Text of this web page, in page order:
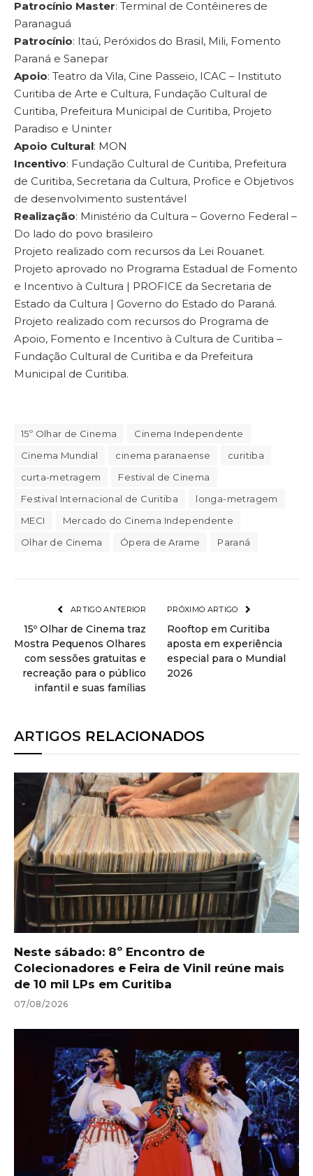
Patrocínio Master: Terminal de Contêineres de
Paranaguá
Patrocínio: Itaú, Peróxidos do Brasil, Mili, Fomento
Paraná e Sanepar
Apoio: Teatro da Vila, Cine Passeio, ICAC – Instituto
Curitiba de Arte e Cultura, Fundação Cultural de
Curitiba, Prefeitura Municipal de Curitiba, Projeto
Paradiso e Uninter
Apoio Cultural: MON
Incentivo: Fundação Cultural de Curitiba, Prefeitura
de Curitiba, Secretaria da Cultura, Profice e Objetivos
de desenvolvimento sustentável
Realização: Ministério da Cultura – Governo Federal –
Do lado do povo brasileiro
Projeto realizado com recursos da Lei Rouanet.
Projeto aprovado no Programa Estadual de Fomento
e Incentivo à Cultura | PROFICE da Secretaria de
Estado da Cultura | Governo do Estado do Paraná.
Projeto realizado com recursos do Programa de
Apoio, Fomento e Incentivo à Cultura de Curitiba –
Fundação Cultural de Curitiba e da Prefeitura
Municipal de Curitiba.
15º Olhar de Cinema
Cinema Independente
Cinema Mundial
cinema paranaense
curitiba
curta-metragem
Festival de Cinema
Festival Internacional de Curitiba
longa-metragem
MECI
Mercado do Cinema Independente
Olhar de Cinema
Ópera de Arame Paraná
ARTIGO ANTERIOR
15º Olhar de Cinema traz
Mostra Pequenos Olhares
com sessões gratuitas e
recreação para o público
infantil e suas famílias
PRÓXIMO ARTIGO
Rooftop em Curitiba
aposta em experiência
especial para o Mundial
2026
ARTIGOS RELACIONADOS
Neste sábado: 8º Encontro de
Colecionadores e Feira de Vinil reúne mais
de 10 mil LPs em Curitiba
07/08/2026